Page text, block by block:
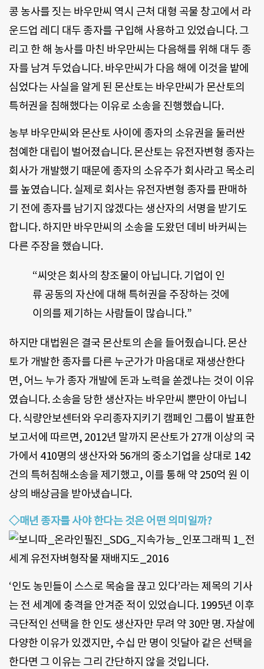
콩 농사를 짓는 바우만씨 역시 근처 대형 곡물 창고에서 라
운드업 레디 대두 종자를 구입해 사용하고 있었습니다. 그
리고 한 해 농사를 마친 바우만씨는 다음해를 위해 대두 종
자를 남겨 두었습니다. 바우만씨가 다음 해에 이것을 밭에
심었다는 사실을 알게 된 몬산토는 바우만씨가 몬산토의
특허권을 침해했다는 이유로 소송을 진행했습니다.
농부 바우만씨와 몬산토 사이에 종자의 소유권을 둘러싼
첨예한 대립이 벌어졌습니다. 몬산토는 유전자변형 종자는
회사가 개발했기 때문에 종자의 소유주가 회사라고 목소리
를 높였습니다. 실제로 회사는 유전자변형 종자를 판매하
기 전에 종자를 남기지 않겠다는 생산자의 서명을 받기도
합니다. 하지만 바우만씨의 소송을 도왔던 데비 바커씨는
다른 주장을 했습니다.
“씨앗은 회사의 창조물이 아닙니다. 기업이 인
류 공동의 자산에 대해 특허권을 주장하는 것에
이의를 제기하는 사람들이 많습니다.”
하지만 대법원은 결국 몬산토의 손을 들어줬습니다. 몬산
토가 개발한 종자를 다른 누군가가 마음대로 재생산한다
면, 어느 누가 종자 개발에 돈과 노력을 쏟겠냐는 것이 이유
였습니다. 소송을 당한 생산자는 바우만씨 뿐만이 아닙니
다. 식량안보센터와 우리종자지키기 캠페인 그룹이 발표한
보고서에 따르면, 2012년 말까지 몬산토가 27개 이상의 국
가에서 410명의 생산자와 56개의 중소기업을 상대로 142
건의 특허침해소송을 제기했고, 이를 통해 약 250억 원 이
상의 배상금을 받아냈습니다.
◇매년 종자를 사야 한다는 것은 어떤 의미일까?
‘인도 농민들이 스스로 목숨을 끊고 있다’라는 제목의 기사
는 전 세계에 충격을 안겨준 적이 있었습니다. 1995년 이후
극단적인 선택을 한 인도 생산자만 무려 약 30만 명. 자살에
다양한 이유가 있겠지만, 수십 만 명이 잇달아 같은 선택을
한다면 그 이유는 그리 간단하지 않을 것입니다.